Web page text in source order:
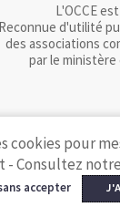
L'OCCE
Reconnue d'utilité
des associations
par le
cookies pour
- Consultez notre
accepter